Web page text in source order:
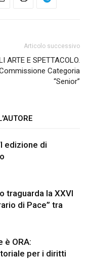
Articolo successivo
ARTE E SPETTACOLO.
Categoria
“Senior”
edizione di
traguarda la XXVI
di Pace” tra
è ORA:
per i diritti